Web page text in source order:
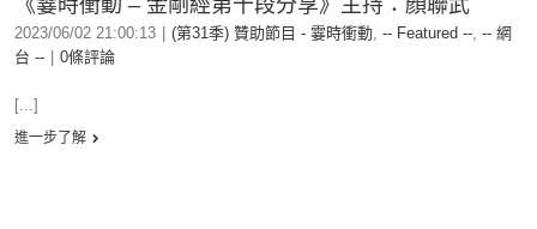
《霎時衝動 – 金剛經第十段分享》主持：顏聯武
2023/06/02 21:00:13 (第31季) 贊助節目 - 霎時衝動, -- Featured --, -- 網
台 --
0條評論
[...]
進一步了解